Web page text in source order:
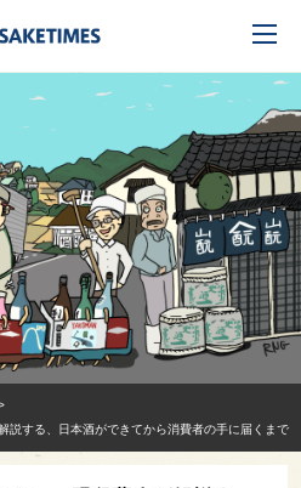
説する、日本酒ができてから消費者の手に届くまで